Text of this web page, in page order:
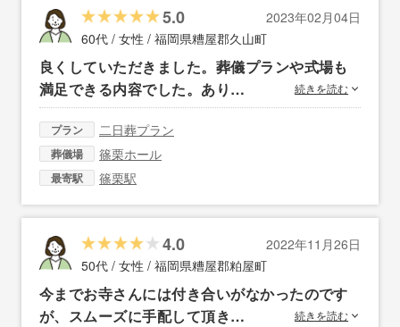
5.0
2023年02月04日
60代 / 女性 / 福岡県糟屋郡久山町
良くしていただきました。葬儀プランや式場も
満足できる内容でした。あり…
続きを読む
プラン 二日葬プラン
葬儀場 篠栗ホール
最寄駅 篠栗駅
4.0
2022年11月26日
50代 / 女性 / 福岡県糟屋郡粕屋町
今までお寺さんには付き合いがなかったのです
が、スムーズに手配して頂き…
続きを読む